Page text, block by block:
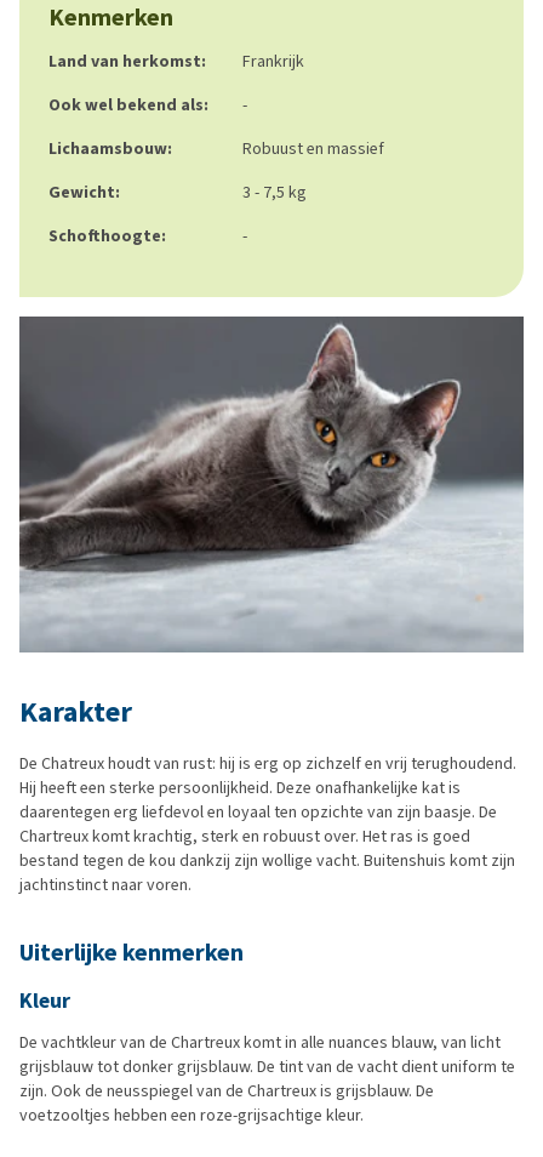
Kenmerken
Land van herkomst:
Frankrijk
Ook wel bekend als:
-
Lichaamsbouw:
Robuust en massief
Gewicht:
3 - 7,5 kg
Schofthoogte:
-
Karakter
De Chatreux houdt van rust: hij is erg op zichzelf en vrij terughoudend.
Hij heeft een sterke persoonlijkheid. Deze onafhankelijke kat is
daarentegen erg liefdevol en loyaal ten opzichte van zijn baasje. De
Chartreux komt krachtig, sterk en robuust over. Het ras is goed
bestand tegen de kou dankzij zijn wollige vacht. Buitenshuis komt zijn
jachtinstinct naar voren.
Uiterlijke kenmerken
Kleur
De vachtkleur van de Chartreux komt in alle nuances blauw, van licht
grijsblauw tot donker grijsblauw. De tint van de vacht dient uniform te
zijn. Ook de neusspiegel van de Chartreux is grijsblauw. De
voetzooltjes hebben een roze-grijsachtige kleur.